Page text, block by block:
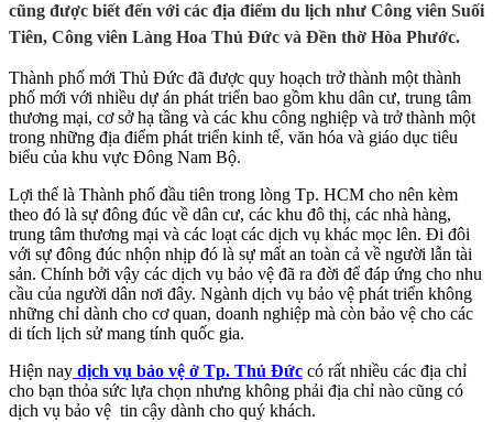
cũng được biết đến với các địa điểm du lịch như Công viên Suối
Tiên, Công viên Làng Hoa Thủ Đức và Đền thờ Hòa Phước.
Thành phố mới Thủ Đức đã được quy hoạch trở thành một thành
phố mới với nhiều dự án phát triển bao gồm khu dân cư, trung tâm
thương mại, cơ sở hạ tầng và các khu công nghiệp và trở thành một
trong những địa điểm phát triển kinh tế, văn hóa và giáo dục tiêu
biểu của khu vực Đông Nam Bộ.
Lợi thế là Thành phố đầu tiên trong lòng Tp. HCM cho nên kèm
theo đó là sự đông đúc về dân cư, các khu đô thị, các nhà hàng,
trung tâm thương mại và các loạt các dịch vụ khác mọc lên. Đi đôi
với sự đông đúc nhộn nhịp đó là sự mất an toàn cả về người lẫn tài
sản. Chính bởi vậy các dịch vụ bảo vệ đã ra đời để đáp ứng cho nhu
cầu của người dân nơi đây. Ngành dịch vụ bảo vệ phát triển không
những chỉ dành cho cơ quan, doanh nghiệp mà còn bảo vệ cho các
di tích lịch sử mang tính quốc gia.
Hiện nay dịch vụ bảo vệ ở Tp. Thủ Đức có rất nhiều các địa chỉ
cho bạn thỏa sức lựa chọn nhưng không phải địa chỉ nào cũng có
dịch vụ bảo vệ tin cậy dành cho quý khách.